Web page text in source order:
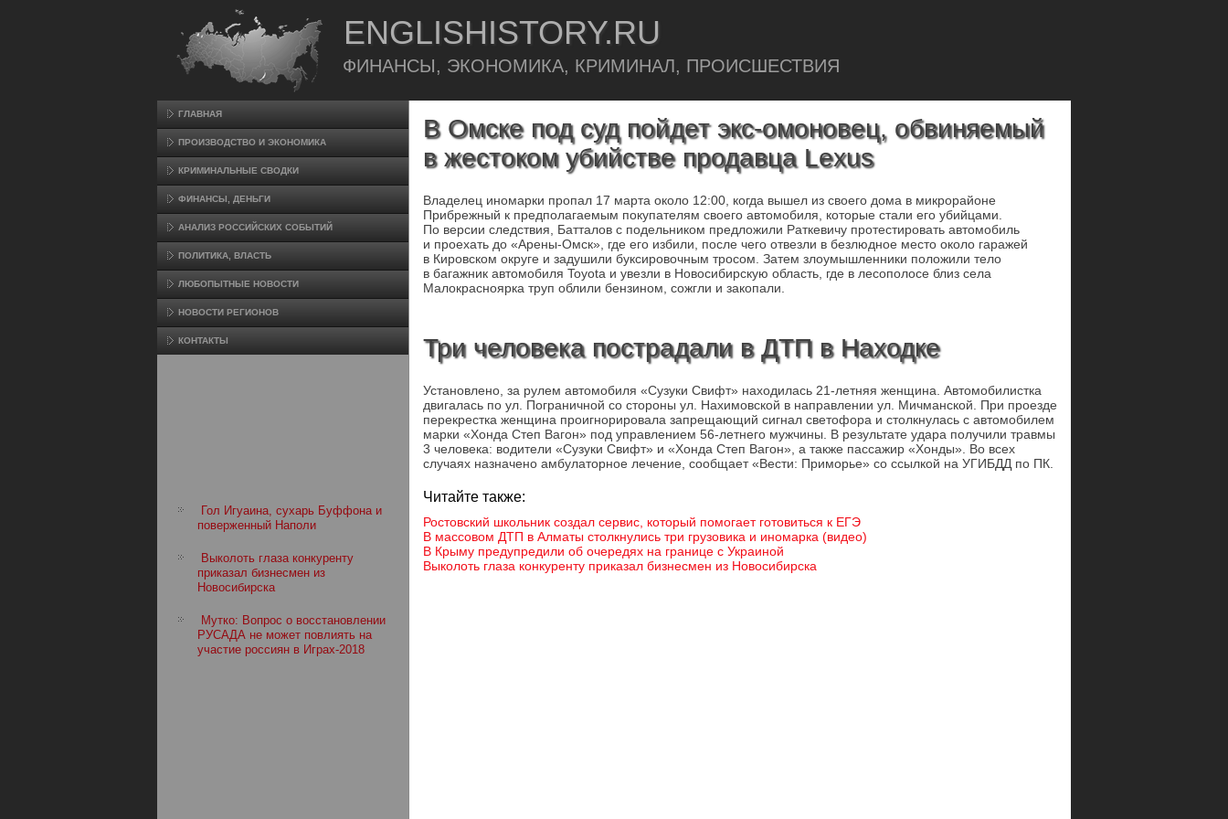
ENGLISHISTORY.RU
ФИНАНСЫ, ЭКОНОМИКА, КРИМИНАЛ, ПРОИСШЕСТВИЯ
ГЛАВНАЯ
ПРОИЗВΟДСТВО И ЭКОНОМИКА
КРИМИНАЛЬНЫЕ СВОДКИ
ФИНАНСЫ, ДЕНЬГИ
АНАЛИЗ РОССИЙСКИХ СОБЫТИЙ
ПОЛИТИКА, ВЛАСТЬ
ЛЮБОПЫТНЫЕ НОВОСТИ
НОВОСТИ РЕГИОНОВ
КОНТАКТЫ
Гол Игуаина, сухарь Буффона и
поверженный Наполи
Выколоть глаза конкуренту
приказал бизнесмен из
Новосибирска
Мутко: Вопрос о восстановлении
РУСАДА не может повлиять на
участие россиян в Играх-2018
В Омске под суд пойдет экс-омоновец, обвиняемый
в жестоком убийстве продавца Lexus
Владелец иномарки пропал 17 марта около 12:00, когда вышел из своего дома в микрорайоне
Прибрежный к предполагаемым покупателям своего автомобиля, которые стали его убийцами.
По версии следствия, Батталов с подельником предложили Раткевичу протестировать автомобиль
и проехать до «Арены-Омск», где его избили, после чего отвезли в безлюдное место около гаражей
в Кировском округе и задушили буксировочным тросом. Затем злоумышленники положили тело
в багажник автомобиля Toyota и увезли в Новосибирскую область, где в лесополосе близ села
Малокрасноярка труп облили бензином, сожгли и закопали.
Три человека пострадали в ДТП в Находке
Установлено, за рулем автомобиля «Сузуки Свифт» находилась 21-летняя женщина. Автомобилистка
двигалась по ул. Пограничной со стороны ул. Нахимовской в направлении ул. Мичманской. При проезде
перекрестка женщина проигнорировала запрещающий сигнал светофора и столкнулась с автомобилем
марки «Хонда Степ Вагон» под управлением 56-летнего мужчины. В результате удара получили травмы
3 человека: водители «Сузуки Свифт» и «Хонда Степ Вагон», а также пассажир «Хонды». Во всех
случаях назначено амбулаторное лечение, сообщает «Вести: Приморье» со ссылкой на УГИБДД по ПК.
Читайте также:
Ростовский школьник создал сервис, который помогает готовиться к ЕГЭ
В массовом ДТП в Алматы столкнулись три грузовика и иномарка (видео)
В Крыму предупредили об очередях на границе с Украиной
Выколоть глаза конкуренту приказал бизнесмен из Новосибирска